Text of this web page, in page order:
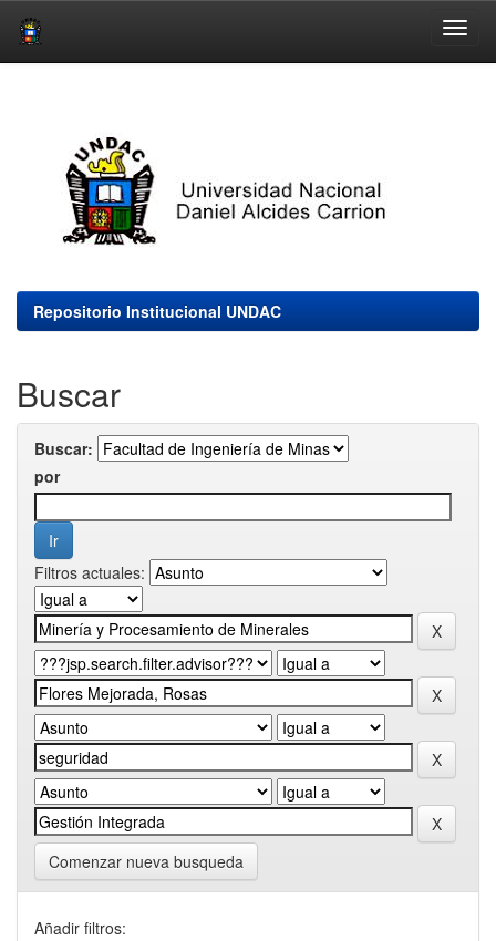
Repositorio Institucional UNDAC
Buscar
Buscar:
por
Filtros actuales:
Comenzar nueva busqueda
Añadir filtros: